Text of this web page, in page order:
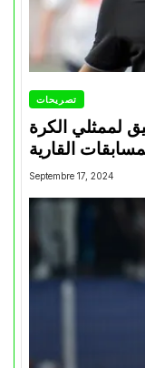
تصريحات
لممثلي الكرة
Septembre 17, 2024